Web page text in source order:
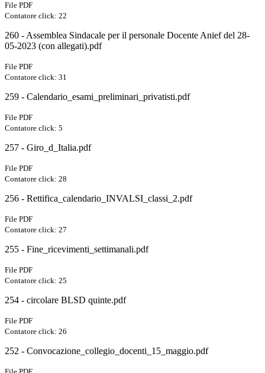
File PDF
Contatore click: 22
260 - Assemblea Sindacale per il personale Docente Anief del 28-
05-2023 (con allegati).pdf
File PDF
Contatore click: 31
259 - Calendario_esami_preliminari_privatisti.pdf
File PDF
Contatore click: 5
257 - Giro_d_Italia.pdf
File PDF
Contatore click: 28
256 - Rettifica_calendario_INVALSI_classi_2.pdf
File PDF
Contatore click: 27
255 - Fine_ricevimenti_settimanali.pdf
File PDF
Contatore click: 25
254 - circolare BLSD quinte.pdf
File PDF
Contatore click: 26
252 - Convocazione_collegio_docenti_15_maggio.pdf